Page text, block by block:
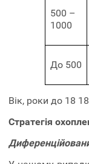
500 –
1000
До 500
Вік, роки до 18
Стратегія